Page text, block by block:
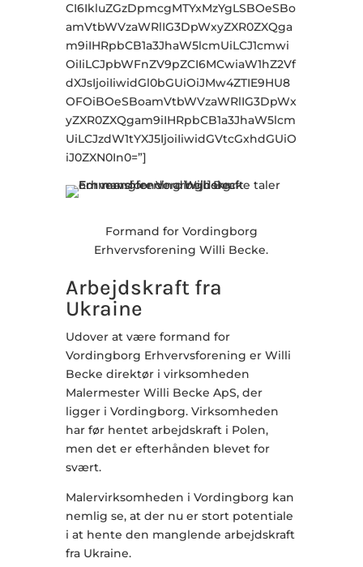
CI6IkluZGzDpmcgMTYxMzYgLSBOeSBo
amVtbWVzaWRlIG3DpWxyZXR0ZXQga
m9iIHRpbCB1a3JhaW5lcmUiLCJ1cmwi
OiIiLCJpbWFnZV9pZCI6MCwiaW1hZ2Vf
dXJsIjoiIiwidGl0bGUiOiJMw4ZTIE9HU8
OFOiBOeSBoamVtbWVzaWRlIG3DpWx
yZXR0ZXQgam9iIHRpbCB1a3JhaW5lcm
UiLCJzdW1tYXJ5IjoiIiwidGVtcGxhdGUiO
iJ0ZXN0In0=”]
Formand for Vordingborg
Erhvervsforening Willi Becke.
Arbejdskraft fra
Ukraine
Udover at være formand for
Vordingborg Erhvervsforening er Willi
Becke direktør i virksomheden
Malermester Willi Becke ApS, der
ligger i Vordingborg. Virksomheden
har før hentet arbejdskraft i Polen,
men det er efterhånden blevet for
svært.
Malervirksomheden i Vordingborg kan
nemlig se, at der nu er stort potentiale
i at hente den manglende arbejdskraft
fra Ukraine.